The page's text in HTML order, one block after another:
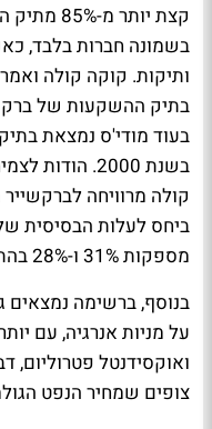
קצת
בשמונה חברות בלבד,
ותיקות. קוקה קולה
בתיק ההשקעות של
בעוד מודי'ס נמצאת
בשנת 2000.
ביחס לעלות הבסיסית
מספקות 31% ו-28% בהתאמה.
בנוסף, ברשימה נמצאים
ואוקסידנטל פטרוליום,
צופים שמחיר הנפט